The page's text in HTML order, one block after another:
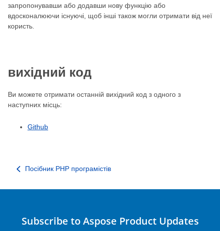
запропонувавши або додавши нову функцію або
вдосконалюючи існуючі, щоб інші також могли отримати від неї
користь.
вихідний код
Ви можете отримати останній вихідний код з одного з
наступних місць:
Github
Посібник PHP програмістів
Subscribe to Aspose Product Updates